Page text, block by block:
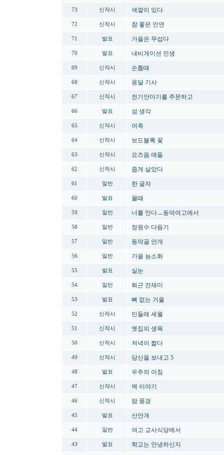
73 신작시 색깔이 있다
72 신작시 참 좋은 인연
71 발표 가을은 무섭다
70 발표 내비게이션 인생
69 신작시 손톱때
68 신작시 용달 기사
67 신작시 전기안마기를 주문하고
66 발표 섬 생각
65 신작시 어족
64 신작시 보도블록 꽃
63 신작시 요즈음 애들
62 신작시 좁게 살았다
61 일반 한 글자
60 발표 물때
59 일반 너를 안다ㅡ동덕여고에서
58 일반 정원수 다듬기
57 일반 동막골 안개
56 일반 가을 능소화
55 발표 실눈
54 일반 퇴근 잔재미
53 발표 뼈 없는 거울
52 신작시 민들레 세월
51 신작시 옛집의 생육
50 신작시 저녁이 짧다
49 신작시 당신을 보내고 5
48 발표 우주의 아침
47 신작시 벽 이야기
46 신작시 밤 풍경
45 발표 산안개
44 일반 여고 교사식당에서
43 발표 학교는 안녕하신지